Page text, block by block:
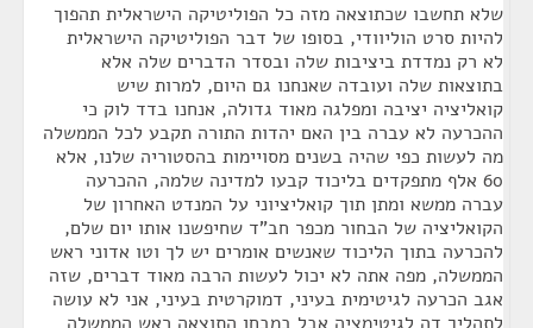
שלא תחשבו שכתוצאה מזה כל הפוליטיקה הישראלית תהפוך
להיות סרט הוליוודי, בסופו של דבר הפוליטיקה הישראלית
לא רק נמדדת ביציבות שלה ובסדר הדברים שלה אלא
בתוצאות שלה ועובדה שאנחנו גם היום, למרות שיש
קואליציה יציבה ומפלגה מאוד גדולה, אנחנו בדד לוק כי
ההכרעה לא עברה בין האם יהדות התורה תקבע לכל הממשלה
מה לעשות כפי שהיה בשנים מסויימות בהסטוריה שלנו, אלא
60 אלף מתפקדים בליכוד קבעו למדינה שלמה, ההכרעה
עברה ממשא ומתן תוך קואליציוני על המנדט האחרון של
הקואליציה של הבחור מכפר חב"ד שחיפשנו אותו יום שלם,
להכרעה בתוך הליכוד שאנשים אומרים יש לך וטו אדוני ראש
הממשלה, מפה אתה לא יכול לעשות הרבה מאוד דברים, שזה
אגב הכרעה לגיטימית בעיני, דמוקרטית בעיני, אני לא עושה